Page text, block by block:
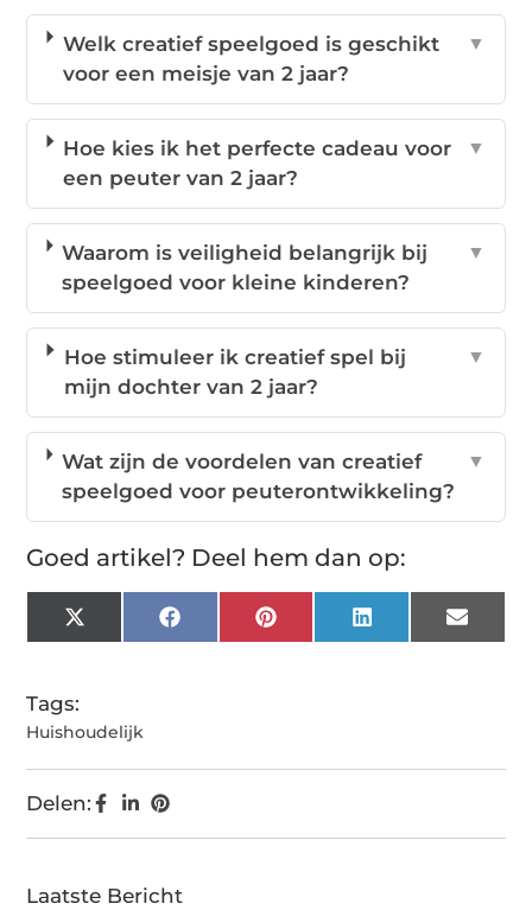
Welk creatief speelgoed is geschikt
voor een meisje van 2 jaar?
▼
Hoe kies ik het perfecte cadeau voor
een peuter van 2 jaar?
▼
Waarom is veiligheid belangrijk bij
speelgoed voor kleine kinderen?
▼
Hoe stimuleer ik creatief spel bij
mijn dochter van 2 jaar?
▼
Wat zijn de voordelen van creatief
speelgoed voor peuterontwikkeling?
▼
Goed artikel? Deel hem dan op:
X
(Twitter)
FacebookPinterest LinkedIn Email
Tags:
Huishoudelijk
Delen:
Laatste Bericht